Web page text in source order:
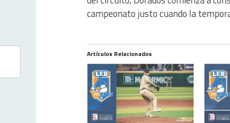
campeonato justo cuando la
Artículos Relacionados